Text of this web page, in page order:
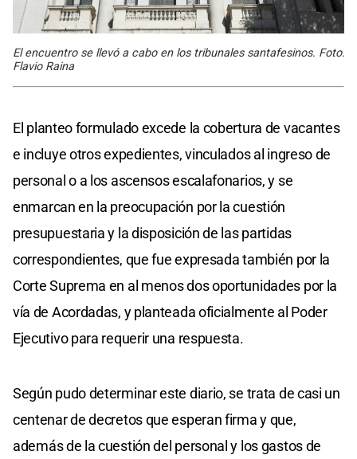
El encuentro se llevó a cabo en los tribunales santafesinos. Foto:
Flavio Raina
El planteo formulado excede la cobertura de vacantes
e incluye otros expedientes, vinculados al ingreso de
personal o a los ascensos escalafonarios, y se
enmarcan en la preocupación por la cuestión
presupuestaria y la disposición de las partidas
correspondientes, que fue expresada también por la
Corte Suprema en al menos dos oportunidades por la
vía de Acordadas, y planteada oficialmente al Poder
Ejecutivo para requerir una respuesta.
Según pudo determinar este diario, se trata de casi un
centenar de decretos que esperan firma y que,
además de la cuestión del personal y los gastos de